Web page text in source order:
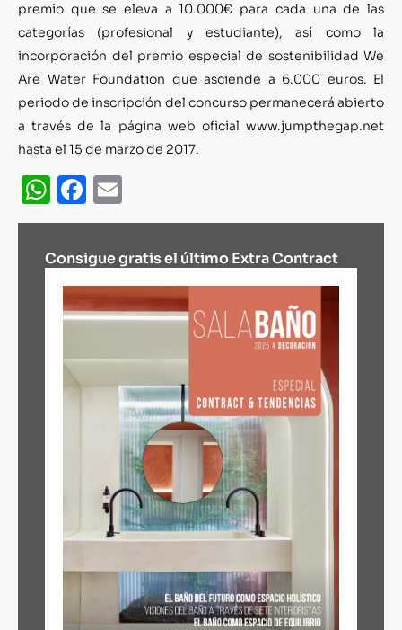
premio que se eleva a 10.000€ para cada una de las
categorías (profesional y estudiante), así como la
incorporación del premio especial de sostenibilidad We
Are Water Foundation que asciende a 6.000 euros. El
periodo de inscripción del concurso permanecerá abierto
a través de la página web oficial www.jumpthegap.net
hasta el 15 de marzo de 2017.
WhatsApp
Facebook
Consigue gratis el último Extra Contract